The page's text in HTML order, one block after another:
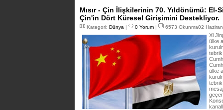
Mısır - Çin İlişkilerinin 70. Yıldönümü:
Çin'in Dört Küresel Girişimini Destekliyor.
Kategori: Dünya | 0 Yorum | 6573 Okunma02
Xi
ülke
tebrik
ülke
tebrik